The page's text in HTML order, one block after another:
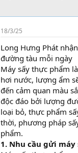
18/3/25
Long Hưng Phát nhận
đường tàu mỗi ngày
Máy sấy thực phẩm
hơi nước, lượng ẩm
đến cảm quan màu
độc đáo bởi lượng
loại bỏ, thực phẩm
thời, phương pháp
phẩm.
1. Nhu cầu gửi